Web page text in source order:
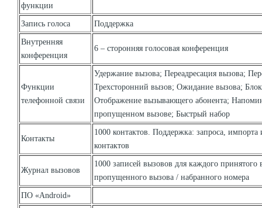
функции
Запись голоса Поддержка
Внутренняя
конференция
6 – сторонняя голосовая конференция
Функции
телефонной связи
Удержание вызова; Переадресация вызова;
Трехсторонний вызов; Ожидание вызова;
Отображение вызывающего абонента;
пропущенном вызове; Быстрый набор
Контакты
1000 контактов. Поддержка: запроса, импорта
контактов
Журнал вызовов
1000 записей вызовов для каждого принятого
пропущенного вызова / набранного номера
ПО «Android»